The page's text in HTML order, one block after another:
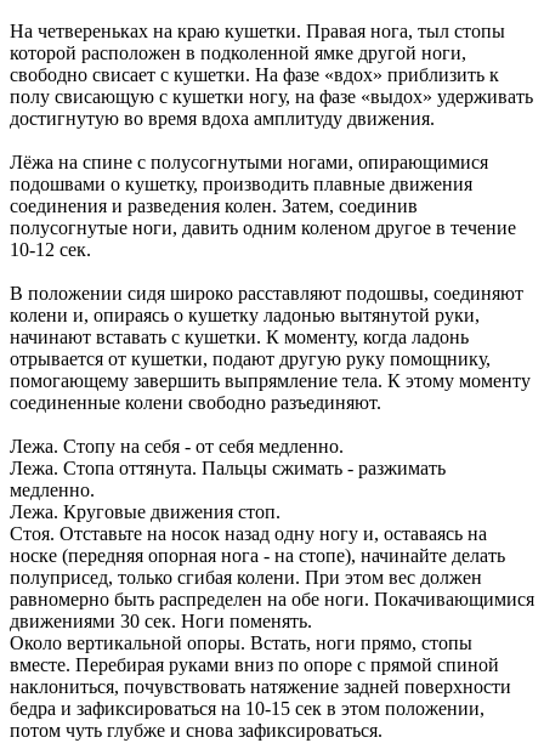
На четвереньках на краю кушетки. Правая нога, тыл стопы
которой расположен в подколенной ямке другой ноги,
свободно свисает с кушетки. На фазе «вдох» приблизить к
полу свисающую с кушетки ногу, на фазе «выдох» удерживать
достигнутую во время вдоха амплитуду движения.
Лёжа на спине с полусогнутыми ногами, опирающимися
подошвами о кушетку, производить плавные движения
соединения и разведения колен. Затем, соединив
полусогнутые ноги, давить одним коленом другое в течение
10-12 сек.
В положении сидя широко расставляют подошвы, соединяют
колени и, опираясь о кушетку ладонью вытянутой руки,
начинают вставать с кушетки. К моменту, когда ладонь
отрывается от кушетки, подают другую руку помощнику,
помогающему завершить выпрямление тела. К этому моменту
соединенные колени свободно разъединяют.
Лежа. Стопу на себя - от себя медленно.
Лежа. Стопа оттянута. Пальцы сжимать - разжимать
медленно.
Лежа. Круговые движения стоп.
Стоя. Отставьте на носок назад одну ногу и, оставаясь на
носке (передняя опорная нога - на стопе), начинайте делать
полуприсед, только сгибая колени. При этом вес должен
равномерно быть распределен на обе ноги. Покачивающимися
движениями 30 сек. Ноги поменять.
Около вертикальной опоры. Встать, ноги прямо, стопы
вместе. Перебирая руками вниз по опоре с прямой спиной
наклониться, почувствовать натяжение задней поверхности
бедра и зафиксироваться на 10-15 сек в этом положении,
потом чуть глубже и снова зафиксироваться.